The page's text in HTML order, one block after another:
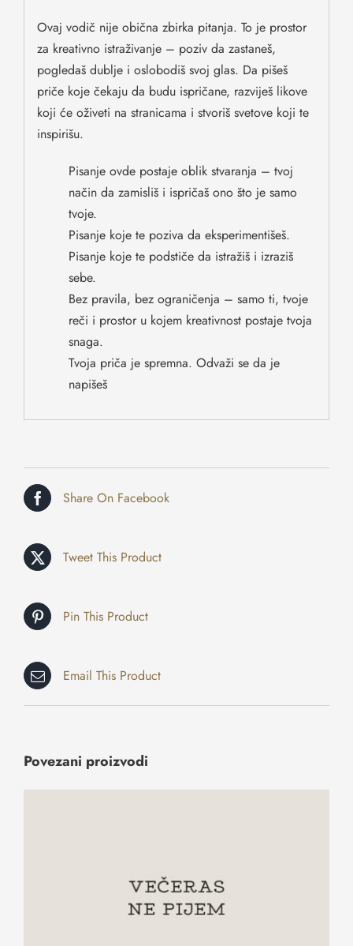
Ovaj vodič nije obična zbirka pitanja. To je prostor
za kreativno istraživanje – poziv da zastaneš,
pogledaš dublje i oslobodiš svoj glas. Da pišeš
priče koje čekaju da budu ispričane, razviješ likove
koji će oživeti na stranicama i stvoriš svetove koji te
inspirišu.
Pisanje ovde postaje oblik stvaranja – tvoj
način da zamisliš i ispričaš ono što je samo
tvoje.
Pisanje koje te poziva da eksperimentišeš.
Pisanje koje te podstiče da istražiš i izraziš
sebe.
Bez pravila, bez ograničenja – samo ti, tvoje
reči i prostor u kojem kreativnost postaje tvoja
snaga.
Tvoja priča je spremna. Odvaži se da je
napišeš
Share On Facebook
Tweet This Product
Pin This Product
Email This Product
Povezani proizvodi